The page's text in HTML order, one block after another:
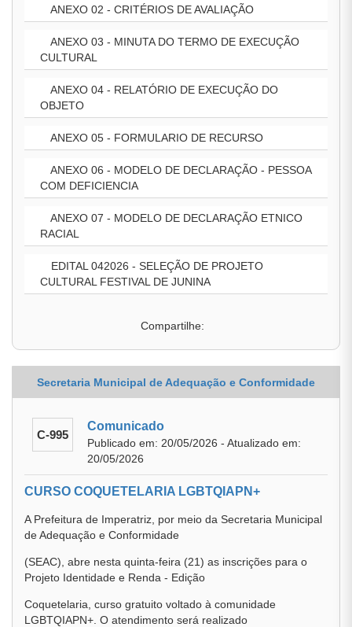
ANEXO 02 - CRITÉRIOS DE AVALIAÇÃO
ANEXO 03 - MINUTA DO TERMO DE EXECUÇÃO
CULTURAL
ANEXO 04 - RELATÓRIO DE EXECUÇÃO DO
OBJETO
ANEXO 05 - FORMULARIO DE RECURSO
ANEXO 06 - MODELO DE DECLARAÇÃO - PESSOA
COM DEFICIENCIA
ANEXO 07 - MODELO DE DECLARAÇÃO ETNICO
RACIAL
EDITAL 042026 - SELEÇÃO DE PROJETO
CULTURAL FESTIVAL DE JUNINA
Compartilhe:
Secretaria Municipal de Adequação e Conformidade
C-995
Comunicado
Publicado em: 20/05/2026 - Atualizado em:
20/05/2026
CURSO COQUETELARIA LGBTQIAPN+
A Prefeitura de Imperatriz, por meio da Secretaria Municipal
de Adequação e Conformidade
(SEAC), abre nesta quinta-feira (21) as inscrições para o
Projeto Identidade e Renda - Edição
Coquetelaria, curso gratuito voltado à comunidade
LGBTQIAPN+. O atendimento será realizado